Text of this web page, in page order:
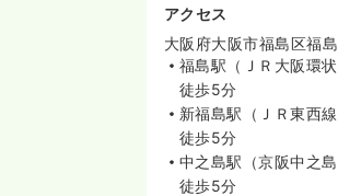
アクセス
大阪府大阪市福島区福
福島駅（ＪＲ大阪環状
徒歩5分
新福島駅（ＪＲ東西線
徒歩5分
中之島駅（京阪中之島
徒歩5分